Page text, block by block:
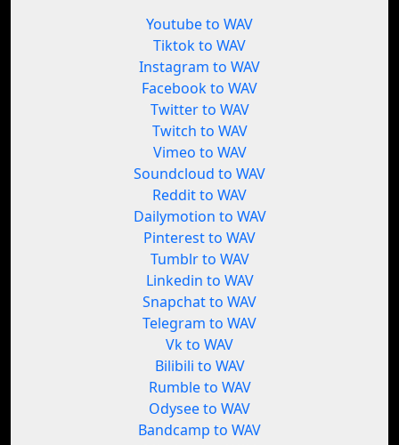
Youtube to WAV
Tiktok to WAV
Instagram to WAV
Facebook to WAV
Twitter to WAV
Twitch to WAV
Vimeo to WAV
Soundcloud to WAV
Reddit to WAV
Dailymotion to WAV
Pinterest to WAV
Tumblr to WAV
Linkedin to WAV
Snapchat to WAV
Telegram to WAV
Vk to WAV
Bilibili to WAV
Rumble to WAV
Odysee to WAV
Bandcamp to WAV